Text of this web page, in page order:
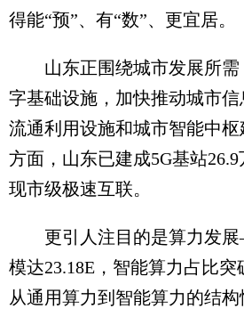
得能“预”、有“数”、更宜居。
山东正围绕城市发展所需
字基础设施，加快推动城市
流通利用设施和城市智能中
方面，山东已建成5G基站
现市级极速互联。
更引人注目的是算力发
模达23.18E，智能算力占比突
从通用算力到智能算力的结